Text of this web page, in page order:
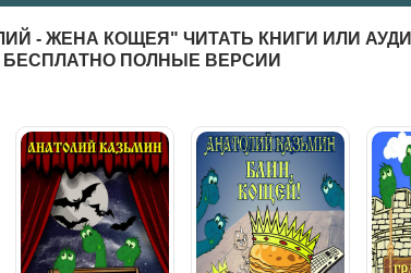
- ЖЕНА КОЩЕЯ" ЧИТАТЬ КНИГИ ИЛИ
ПОЛНЫЕ ВЕРСИИ